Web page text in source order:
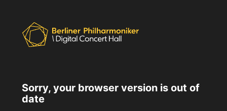
Sorry, your browser version is out of
date